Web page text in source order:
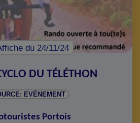
du 24/11/24
DU TÉLÉTHON
EVÉNEMENT
Portois